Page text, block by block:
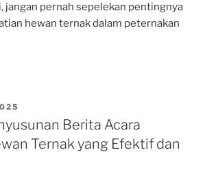
jangan pernah sepelekan pentingnya
hewan ternak dalam peternakan
Berita Acara
Ternak yang Efektif dan